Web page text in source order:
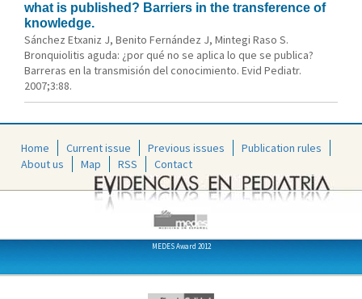
what is published? Barriers in the transference of
knowledge.
Sánchez Etxaniz J, Benito Fernández J, Mintegi Raso S.
Bronquiolitis aguda: ¿por qué no se aplica lo que se publica?
Barreras en la transmisión del conocimiento. Evid Pediatr.
2007;3:88.
Home Current issue Previous issues
Publication rules
About us
Map RSS Contact
MEDES Award 2012